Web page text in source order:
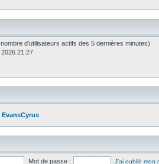
d’utilisateurs actifs des 5 dernières minutes)
2026 21:27
EvansCyrus
Mot de passe : J’ai oublié mon